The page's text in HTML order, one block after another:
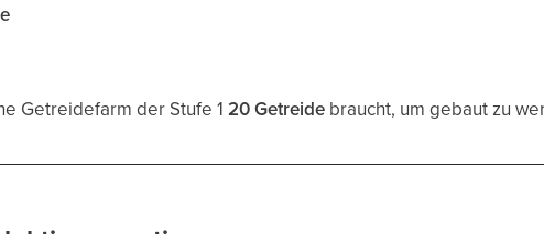
Getreidefarm der Stufe 120 Getreide braucht, um gebaut zu